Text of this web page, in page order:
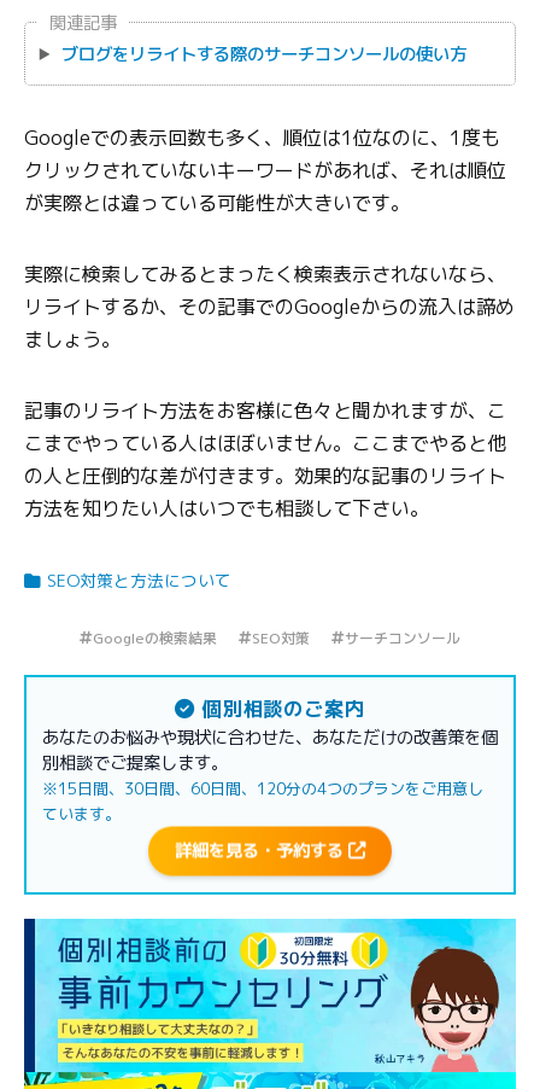
関連記事
ブログをリライトする際のサーチコンソールの使い方
Googleでの表示回数も多く、順位は1位なのに、1度も
クリックされていないキーワードがあれば、それは順位
が実際とは違っている可能性が大きいです。
実際に検索してみるとまったく検索表示されないなら、
リライトするか、その記事でのGoogleからの流入は諦め
ましょう。
記事のリライト方法をお客様に色々と聞かれますが、こ
こまでやっている人はほぼいません。ここまでやると他
の人と圧倒的な差が付きます。効果的な記事のリライト
方法を知りたい人はいつでも相談して下さい。
SEO対策と方法について
Googleの検索結果 SEO対策 サーチコンソール
個別相談のご案内
あなたのお悩みや現状に合わせた、あなただけの改善策を個
別相談でご提案します。
※15日間、30日間、60日間、120分の4つのプランをご用意し
ています。
詳細を見る・予約する